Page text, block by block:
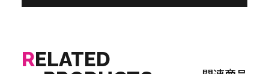
RELATED